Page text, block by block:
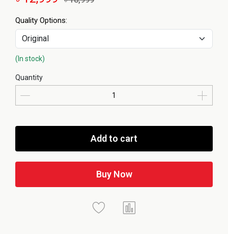
Quality Options:
(In stock)
Quantity
Add to cart
Buy Now